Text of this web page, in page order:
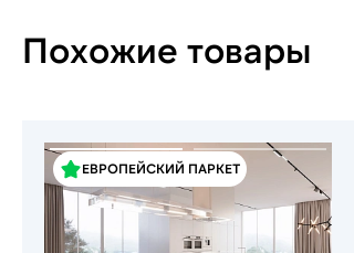
Похожие товары
ЕВРОПЕЙСКИЙ ПАРКЕТ